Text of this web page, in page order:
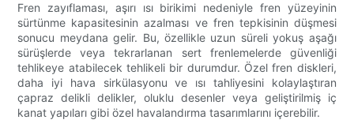
Fren zayıflaması, aşırı ısı birikimi nedeniyle fren yüzeyinin
sürtünme kapasitesinin azalması ve fren tepkisinin düşmesi
sonucu meydana gelir. Bu, özellikle uzun süreli yokuş aşağı
sürüşlerde veya tekrarlanan sert frenlemelerde güvenliği
tehlikeye atabilecek tehlikeli bir durumdur. Özel fren diskleri,
daha iyi hava sirkülasyonu ve ısı tahliyesini kolaylaştıran
çapraz delikli delikler, oluklu desenler veya geliştirilmiş iç
kanat yapıları gibi özel havalandırma tasarımlarını içerebilir.